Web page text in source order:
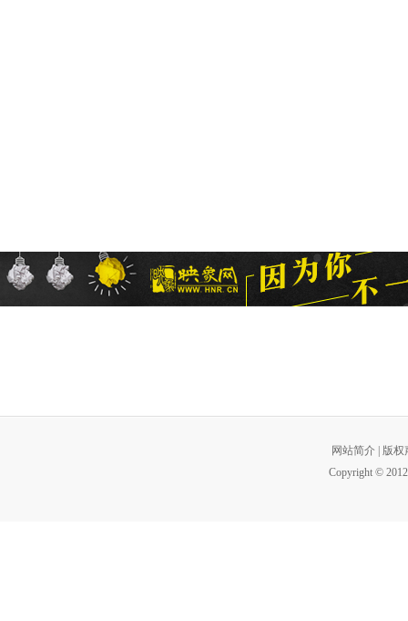
网站简介
版权
Copyright ©